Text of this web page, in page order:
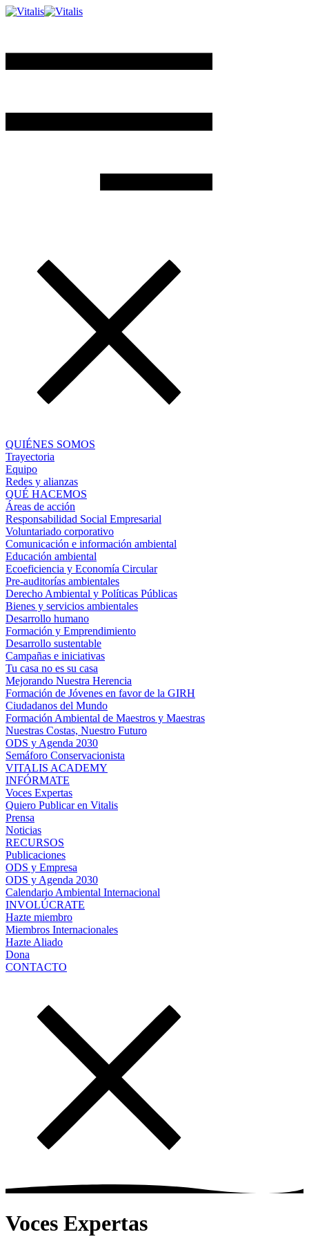
QUIÉNES SOMOS
Trayectoria
Equipo
Redes y alianzas
QUÉ HACEMOS
Áreas de acción
Responsabilidad Social Empresarial
Voluntariado corporativo
Comunicación e información ambiental
Educación ambiental
Ecoeficiencia y Economía Circular
Pre-auditorías ambientales
Derecho Ambiental y Políticas Públicas
Bienes y servicios ambientales
Desarrollo humano
Formación y Emprendimiento
Desarrollo sustentable
Campañas e iniciativas
Tu casa no es su casa
Mejorando Nuestra Herencia
Formación de Jóvenes en favor de la GIRH
Ciudadanos del Mundo
Formación Ambiental de Maestros y Maestras
Nuestras Costas, Nuestro Futuro
ODS y Agenda 2030
Semáforo Conservacionista
VITALIS ACADEMY
INFÓRMATE
Voces Expertas
Quiero Publicar en Vitalis
Prensa
Noticias
RECURSOS
Publicaciones
ODS y Empresa
ODS y Agenda 2030
Calendario Ambiental Internacional
INVOLÚCRATE
Hazte miembro
Miembros Internacionales
Hazte Aliado
Dona
CONTACTO
Voces Expertas